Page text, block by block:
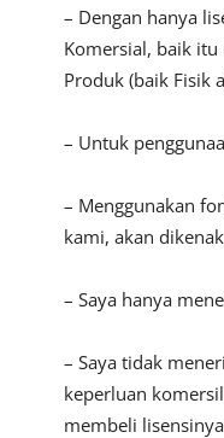
– Dengan hanya
Komersial, baik itu
Produk (baik Fisik
– Untuk
– Menggunakan
kami, akan
– Saya hanya
– Saya tidak
keperluan
membeli